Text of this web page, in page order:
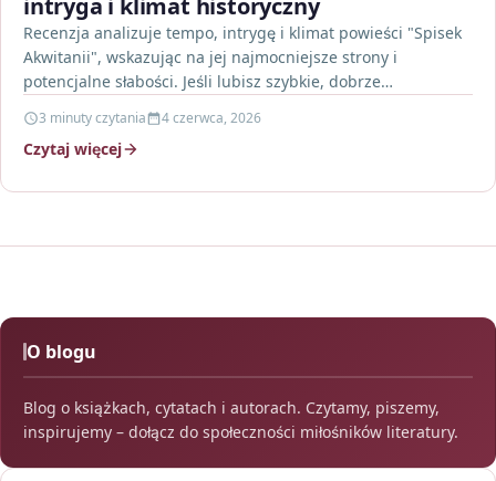
intryga i klimat historyczny
Recenzja analizuje tempo, intrygę i klimat powieści "Spisek
Akwitanii", wskazując na jej najmocniejsze strony i
potencjalne słabości. Jeśli lubisz szybkie, dobrze
3 minuty czytania 4 czerwca, 2026
Czytaj więcej
O blogu
Blog o książkach, cytatach i autorach. Czytamy, piszemy,
inspirujemy – dołącz do społeczności miłośników literatury.